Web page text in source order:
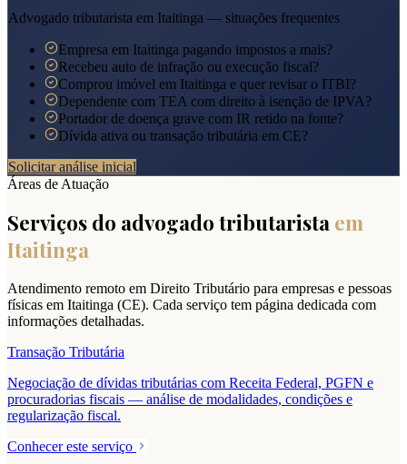
Advogado tributarista em Itaitinga — situações frequentes
Empresa em Itaitinga pagando impostos a mais?
Recebeu auto de infração ou execução fiscal?
Comprou imóvel em Itaitinga e quer revisar o ITBI?
Dependente com TEA com direito à isenção de IPVA?
Portador de doença grave com IR retido na fonte?
Dívida ativa ou transação tributária em CE?
Solicitar análise inicial
Áreas de Atuação
Serviços do advogado tributarista em
Itaitinga
Atendimento remoto em Direito Tributário para empresas e pessoas
físicas em Itaitinga (CE). Cada serviço tem página dedicada com
informações detalhadas.
Transação Tributária
Negociação de dívidas tributárias com Receita Federal, PGFN e
procuradorias fiscais — análise de modalidades, condições e
regularização fiscal.
Conhecer este serviço